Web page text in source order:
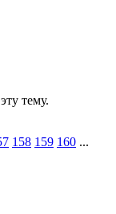
тему.
158 159 160 ...